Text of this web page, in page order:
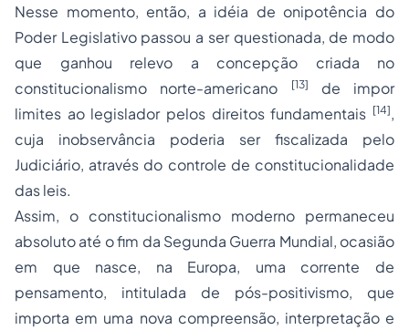
Nesse momento, então, a idéia de onipotência do
Poder Legislativo passou a ser questionada, de modo
que ganhou relevo a concepção criada no
constitucionalismo norte-americano
[13]
de impor
limites ao legislador pelos direitos fundamentais [14],
cuja inobservância poderia ser fiscalizada pelo
Judiciário, através do controle de constitucionalidade
das leis.
Assim, o constitucionalismo moderno permaneceu
absoluto até o fim da Segunda Guerra Mundial, ocasião
em que nasce, na Europa, uma corrente de
pensamento, intitulada de pós-positivismo, que
importa em uma nova compreensão, interpretação e